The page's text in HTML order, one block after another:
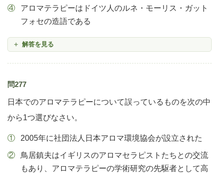
アロマテラピーはドイツ人のルネ・モーリス・ガット
フォセの造語である
解答を見る
問277
日本でのアロマテラピーについて誤っているものを次の中
から1つ選びなさい。
2005年に社団法人日本アロマ環境協会が設立された
鳥居鎮夫はイギリスのアロマセラピストたちとの交流
もあり、アロマテラピーの学術研究の先駆者として高